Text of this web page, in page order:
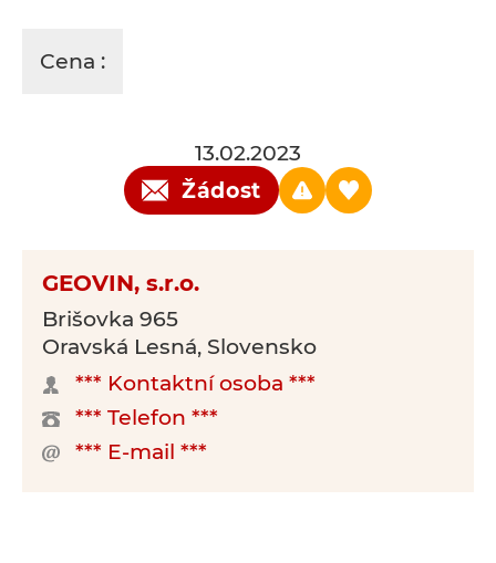
Cena :
13.02.2023
Žádost
GEOVIN, s.r.o.
Brišovka 965
Oravská Lesná, Slovensko
*** Kontaktní osoba ***
*** Telefon ***
*** E-mail ***